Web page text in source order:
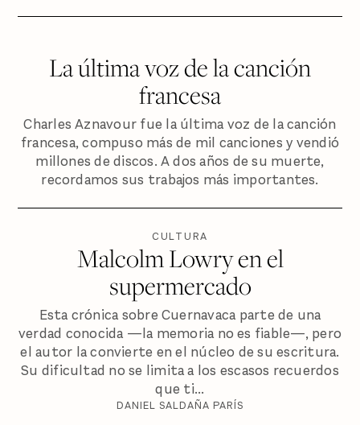
La última voz de la canción
francesa
Charles Aznavour fue la última voz de la canción
francesa, compuso más de mil canciones y vendió
millones de discos. A dos años de su muerte,
recordamos sus trabajos más importantes.
CULTURA
Malcolm Lowry en el
supermercado
Esta crónica sobre Cuernavaca parte de una
verdad conocida —la memoria no es fiable—, pero
el autor la convierte en el núcleo de su escritura.
Su dificultad no se limita a los escasos recuerdos
que ti...
DANIEL SALDAÑA PARÍS